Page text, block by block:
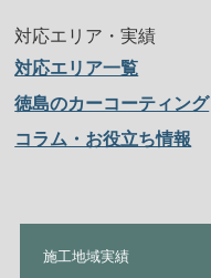
対応エリア・実績
対応エリア一覧
徳島のカーコーティング
コラム・お役立ち情報
施工地域実績